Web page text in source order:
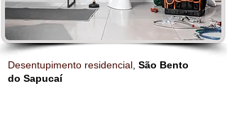
Desentupimento residencial São Bento
do Sapucaí